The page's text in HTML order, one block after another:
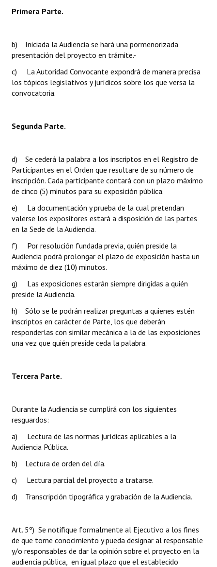
Primera Parte.
b) Iniciada la Audiencia se hará una pormenorizada
presentación del proyecto en trámite.-
c) La Autoridad Convocante expondrá de manera precisa
los tópicos legislativos y jurídicos sobre los que versa la
convocatoria.
Segunda Parte.
d) Se cederá la palabra a los inscriptos en el Registro de
Participantes en el Orden que resultare de su número de
inscripción. Cada participante contará con un plazo máximo
de cinco (5) minutos para su exposición pública.
e) La documentación y prueba de la cual pretendan
valerse los expositores estará a disposición de las partes
en la Sede de la Audiencia.
f) Por resolución fundada previa, quién preside la
Audiencia podrá prolongar el plazo de exposición hasta un
máximo de diez (10) minutos.
g) Las exposiciones estarán siempre dirigidas a quién
preside la Audiencia.
h) Sólo se le podrán realizar preguntas a quienes estén
inscriptos en carácter de Parte, los que deberán
responderlas con similar mecánica a la de las exposiciones
una vez que quién preside ceda la palabra.
Tercera Parte.
Durante la Audiencia se cumplirá con los siguientes
resguardos:
a) Lectura de las normas jurídicas aplicables a la
Audiencia Pública.
b) Lectura de orden del día.
c) Lectura parcial del proyecto a tratarse.
d) Transcripción tipográfica y grabación de la Audiencia.
Art. 5º) Se notifique formalmente al Ejecutivo a los fines
de que tome conocimiento y pueda designar al responsable
y/o responsables de dar la opinión sobre el proyecto en la
audiencia pública, en igual plazo que el establecido